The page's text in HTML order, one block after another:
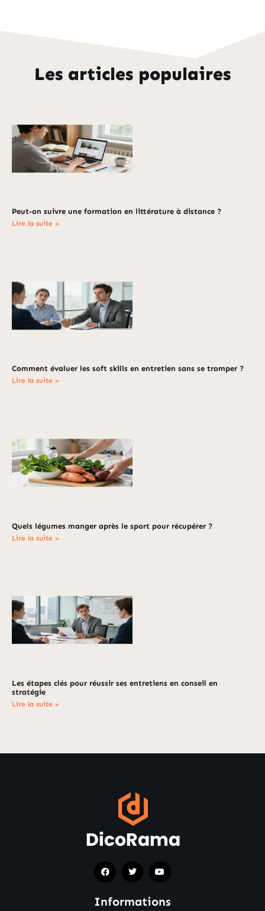
Les articles populaires
Peut-on suivre une formation en littérature à distance ?
Lire la suite »
Comment évaluer les soft skills en entretien sans se tromper ?
Lire la suite »
Quels légumes manger après le sport pour récupérer ?
Lire la suite »
Les étapes clés pour réussir ses entretiens en conseil en
stratégie
Lire la suite »
Informations